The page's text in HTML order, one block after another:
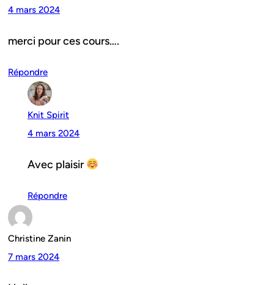
4 mars 2024
merci pour ces cours….
Répondre
Knit Spirit
4 mars 2024
Avec plaisir
Répondre
Christine Zanin
7 mars 2024